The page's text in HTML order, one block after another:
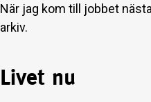
När jag kom till jobbet
arkiv.
Livet nu